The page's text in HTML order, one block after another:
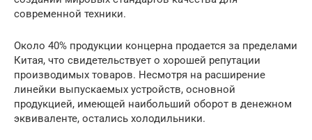
современной техники.
Около 40% продукции концерна продается за пределами
Китая, что свидетельствует о хорошей репутации
производимых товаров. Несмотря на расширение
линейки выпускаемых устройств, основной
продукцией, имеющей наибольший оборот в денежном
эквиваленте, остались холодильники.